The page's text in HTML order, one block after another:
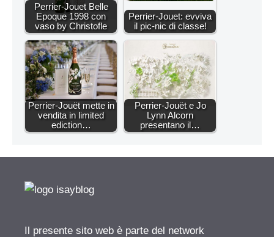
Perrier-Jouet Belle
Epoque 1998 con
vaso by Christofle
Perrier-Jouet: evviva
il pic-nic di classe!
Perrier-Jouët mette in
vendita in limited
ediction…
Perrier-Jouët e Jo
Lynn Alcorn
presentano il…
Il presente sito web è parte del network